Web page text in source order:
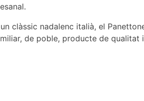
clàssic nadalenc italià, el
de poble, producte de qualitat